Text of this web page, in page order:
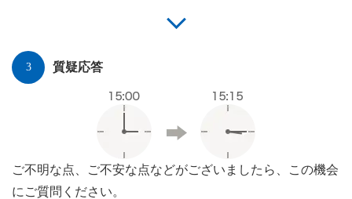
質疑応答
ご不明な点、ご不安な点などがございましたら、この機会
にご質問ください。